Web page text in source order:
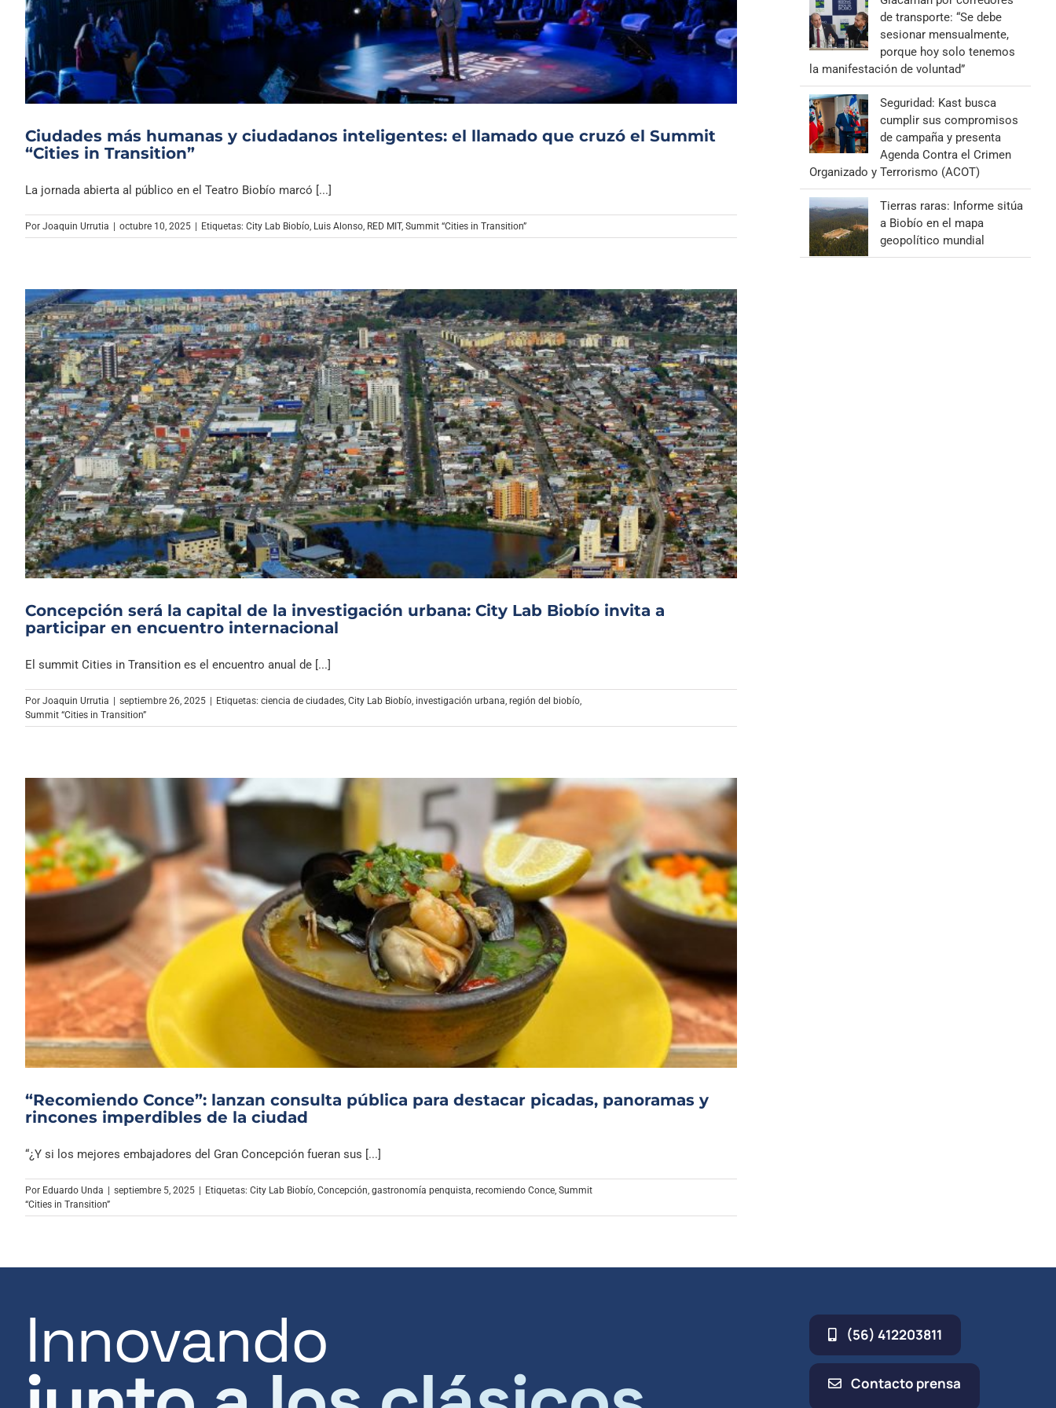
Archivo Sonoro
Ciudades más humanas y ciudadanos inteligentes: el llamado que cruzó el Summit
“Cities in Transition”
La jornada abierta al público en el Teatro Biobío marcó [...]
Por Joaquin Urrutia octubre 10, 2025 Etiquetas: City Lab Biobío, Luis Alonso, RED MIT, Summit “Cities in Transition”
Concepción será la capital de la investigación urbana: City Lab Biobío invita a
participar en encuentro internacional
El summit Cities in Transition es el encuentro anual de [...]
Por Joaquin Urrutia septiembre 26, 2025 Etiquetas: ciencia de ciudades, City Lab Biobío, investigación urbana, región del biobío,
Summit “Cities in Transition”
“Recomiendo Conce”: lanzan consulta pública para destacar picadas, panoramas y
rincones imperdibles de la ciudad
“¿Y si los mejores embajadores del Gran Concepción fueran sus [...]
Por Eduardo Unda | septiembre 5, 2025 | Etiquetas: City Lab Biobío Concepción gastronomía penquista recomiendo Conce Summit
“Cities in Transition”
de transporte: “Se debe
sesionar mensualmente,
porque hoy solo tenemos
la manifestación de voluntad”
Seguridad: Kast busca
cumplir sus compromisos
de campaña y presenta
Agenda Contra el Crimen
Organizado y Terrorismo (ACOT)
Tierras raras: Informe sitúa
a Biobío en el mapa
geopolítico mundial
Innovando (56) 412203811
Contacto prensa